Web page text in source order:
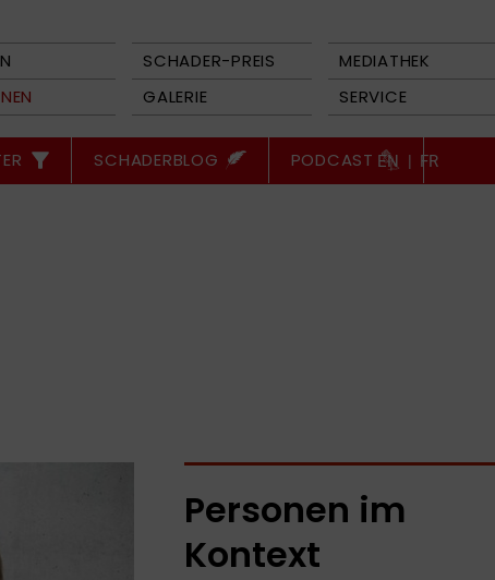
SCHADER-PREIS
MEDIATHEK
GALERIE SERVICE
SCHADERBLOG PODCAST EN | FR
Personen im
Kontext